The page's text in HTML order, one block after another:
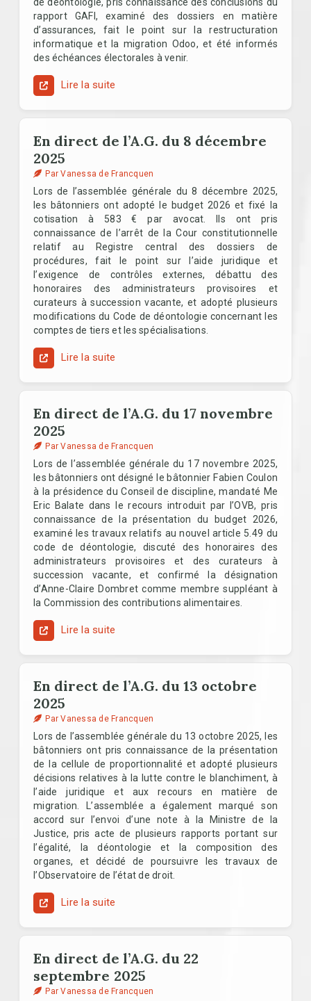
de déontologie, pris connaissance des conclusions du
rapport GAFI, examiné des dossiers en matière
d’assurances, fait le point sur la restructuration
informatique et la migration Odoo, et été informés
des échéances électorales à venir.
Lire la suite
En direct de l’A.G. du 8 décembre
2025
Par Vanessa de Francquen
Lors de l’assemblée générale du 8 décembre 2025,
les bâtonniers ont adopté le budget 2026 et fixé la
cotisation à 583 € par avocat. Ils ont pris
connaissance de l’arrêt de la Cour constitutionnelle
relatif au Registre central des dossiers de
procédures, fait le point sur l’aide juridique et
l’exigence de contrôles externes, débattu des
honoraires des administrateurs provisoires et
curateurs à succession vacante, et adopté plusieurs
modifications du Code de déontologie concernant les
comptes de tiers et les spécialisations.
Lire la suite
En direct de l’A.G. du 17 novembre
2025
Par Vanessa de Francquen
Lors de l’assemblée générale du 17 novembre 2025,
les bâtonniers ont désigné le bâtonnier Fabien Coulon
à la présidence du Conseil de discipline, mandaté Me
Eric Balate dans le recours introduit par l’OVB, pris
connaissance de la présentation du budget 2026,
examiné les travaux relatifs au nouvel article 5.49 du
code de déontologie, discuté des honoraires des
administrateurs provisoires et des curateurs à
succession vacante, et confirmé la désignation
d’Anne-Claire Dombret comme membre suppléant à
la Commission des contributions alimentaires.
Lire la suite
En direct de l’A.G. du 13 octobre
2025
Par Vanessa de Francquen
Lors de l’assemblée générale du 13 octobre 2025, les
bâtonniers ont pris connaissance de la présentation
de la cellule de proportionnalité et adopté plusieurs
décisions relatives à la lutte contre le blanchiment, à
l’aide juridique et aux recours en matière de
migration. L’assemblée a également marqué son
accord sur l’envoi d’une note à la Ministre de la
Justice, pris acte de plusieurs rapports portant sur
l’égalité, la déontologie et la composition des
organes, et décidé de poursuivre les travaux de
l’Observatoire de l’état de droit.
Lire la suite
En direct de l’A.G. du 22
septembre 2025
Par Vanessa de Francquen